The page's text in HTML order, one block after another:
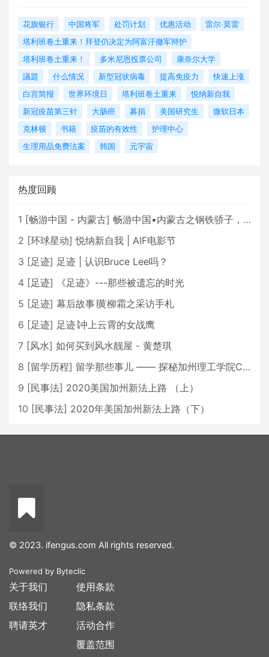
花旗银行 中国将军 处罚计划 优惠活动
雷尔·莫雷
塔利班卷土重来！拜登仍决定为阿富汗撤军辩护
塔利班卷土重来！
多米尼恩投票公司
康奈尔大学
議題
什么情况 新型冠状病毒 提高免疫力
快速上涨
白宫简报
世界环境日 塔利班卷土重来
悦纳新自我
新冠疫苗第三针
大肠癌 募捐 美国研究生
微软日本
克林顿
书籍 疫苗的有效性
护理中心
生理用品免费法案
韩国 元宇宙
热度回顾
1 [畅游中国 - 内蒙古] 畅游中国•内蒙古之钢铁骄子，魅力包头
2 [环球星动] 悦纳新自我 | AIF电影节
3 [足迹] 足迹 | 认识Bruce Lee吗？
4 [足迹]
《足迹》---那些被遗忘的时光
5 [足迹] 幕后故事∣黄柳霜之采访手札
6 [足迹] 足迹∣冲上云霄的女战鹰
7 [风水] 如何买到风水靓屋 - 黄楚琪
8 [留学历程] 留学那些事儿 —— 探秘加州理工学院Caltech博士生活 [上集]
9 [民事法] 2020美国加州新法上路 （上）
10 [民事法] 2020年美国加州新法上路（下）
© 2023. ifengus.com All rights reserved.
Powered by Byteclic
关于我们
联络我们
聘请英才
使用条款
隐私条款
活动合作
覆盖范围